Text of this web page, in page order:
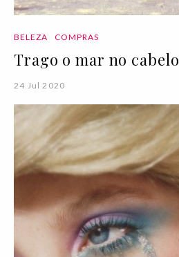
BELEZA COMPRAS
Trago o mar no cabelo
24 Jul 2020